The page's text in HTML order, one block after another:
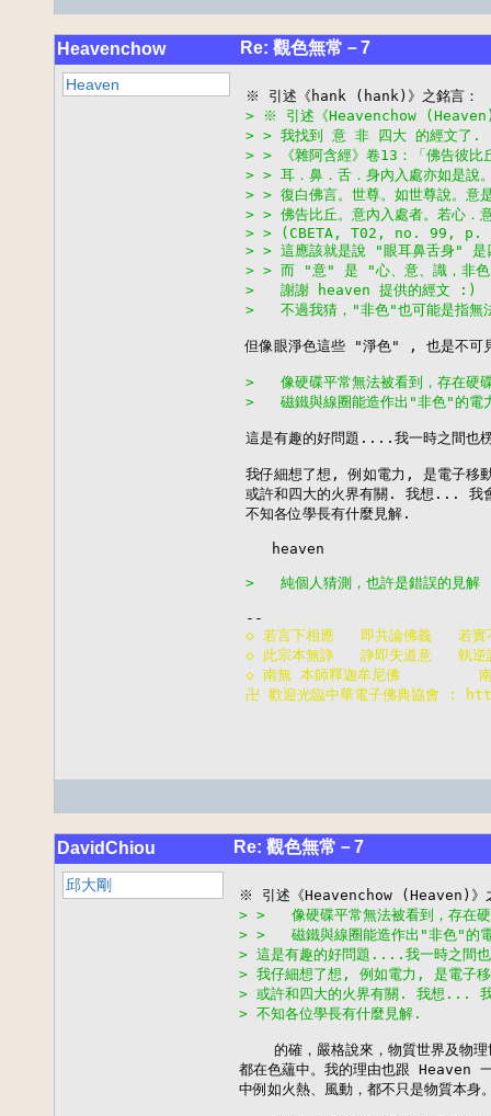
Heavenchow Re: 觀色無常－7
Heaven
> ※ 引述《Heavenchow (Heaven)
> > 我找到 意 非 四大 的經文了.
> > 《雜阿含經》卷13：「佛告彼比
> > 耳．鼻．舌．身內入處亦如是說
> > 復白佛言。世尊。如世尊說。意
> > 佛告比丘。意內入處者。若心．
> > (CBETA, T02, no. 99, p.
> > 這應該就是說 "眼耳鼻舌身" 是
> > 而 "意" 是 "心、意、識，非
>   謝謝 heaven 提供的經文 :)
>   不過我猜，"非色"也可能是指無
但像眼淨色這些 "淨色" , 也是不可
>   像硬碟平常無法被看到，存在硬
>   磁鐵與線圈能造作出"非色"的電
這是有趣的好問題....我一時之間
我仔細想了想, 例如電力, 是電子移
或許和四大的火界有關. 我想... 我
不知各位學長有什麼見解.
   heaven
>   純個人猜測，也許是錯誤的見解
◇ 若言下相應   即共論佛義   若
◇ 此宗本無諍   諍即失道意   執
◇ 南無 本師釋迦牟尼佛         南
卍 歡迎光臨中華電子佛典協會
DavidChiou Re: 觀色無常－7
邱大剛
> >   像硬碟平常無法被看到，存在硬
> >   磁鐵與線圈能造作出"非色"的電
> 這是有趣的好問題....我一時之間
> 我仔細想了想, 例如電力, 是電子
> 或許和四大的火界有關. 我想...
> 不知各位學長有什麼見解.
的確，嚴格說來，物質世界及物
都在色蘊中。我的理由也跟 Heaven
中例如火熱、風動，都不只是物質本身